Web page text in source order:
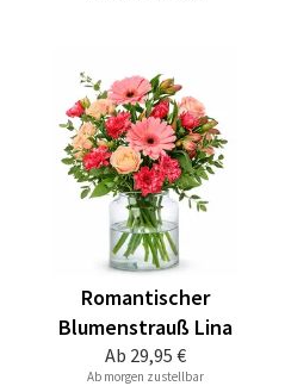
Ab 29,95 €
Romantischer
Blumenstrauß Lina
Ab morgen zustellbar